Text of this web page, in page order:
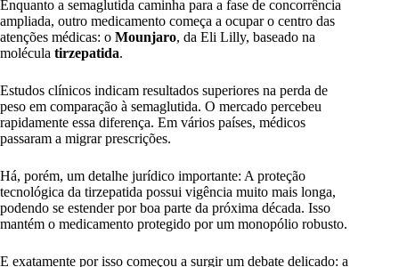
Enquanto a semaglutida caminha para a fase de concorrência
ampliada, outro medicamento começa a ocupar o centro das
atenções médicas: o Mounjaro, da Eli Lilly, baseado na
molécula tirzepatida.
Estudos clínicos indicam resultados superiores na perda de
peso em comparação à semaglutida. O mercado percebeu
rapidamente essa diferença. Em vários países, médicos
passaram a migrar prescrições.
Há, porém, um detalhe jurídico importante: A proteção
tecnológica da tirzepatida possui vigência muito mais longa,
podendo se estender por boa parte da próxima década. Isso
mantém o medicamento protegido por um monopólio robusto.
E exatamente por isso começou a surgir um debate delicado: a